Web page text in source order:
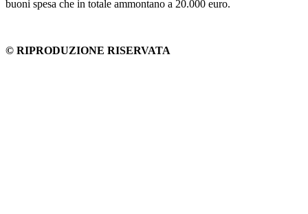
buoni spesa che in totale ammontano a 20.000 euro.
© RIPRODUZIONE RISERVATA